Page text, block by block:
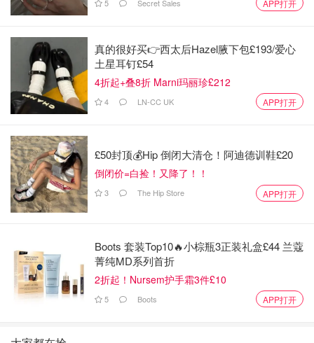
售价：$179.00
推荐程度：🌟🌟🌟🌟🌟
💗外观与包装：
🍀主要成分与功效：
👉铜三肽--一种强大的、天然存在的复合物，含有三种氨基
5 Secret Sales APP打开
真的很好买👉西太后Hazel腋下包£193/爱心
土星耳钉£54
4折起+叠8折 Marni玛丽珍£212
4 LN-CC UK APP打开
£50封顶💰Hip 倒闭大清仓！阿迪德训鞋£20
倒闭价=白捡！又降了！！
3 The Hip Store APP打开
Boots 套装Top10🔥小棕瓶3正装礼盒£44 兰蔻
菁纯MD系列首折
2折起！Nursem护手霜3件£10
5 Boots APP打开